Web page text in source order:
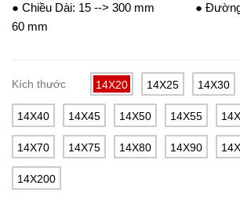
● Chiều Dài: 15 --> 300 mm ● Đường
60 mm
Kích thước 14X20 14X25 14X30
14X40 14X45 14X50 14X55
14X70 14X75 14X80 14X90
14X200